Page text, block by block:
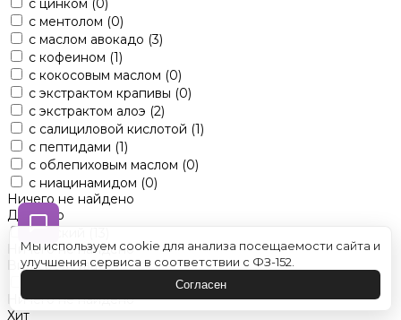
с ментолом (0)
с маслом авокадо (3)
с кофеином (1)
с кокосовым маслом (0)
с экстрактом крапивы (0)
с экстрактом алоэ (2)
с салициловой кислотой (1)
с пептидами (1)
с облепиховым маслом (0)
с ниацинамидом (0)
Ничего не найдено
Для кого
Ничего не найдено
Вид средства
Ничего не найдено
Хит
Мы используем cookie для анализа посещаемости сайта и
улучшения сервиса в соответствии с ФЗ-152.
Согласен